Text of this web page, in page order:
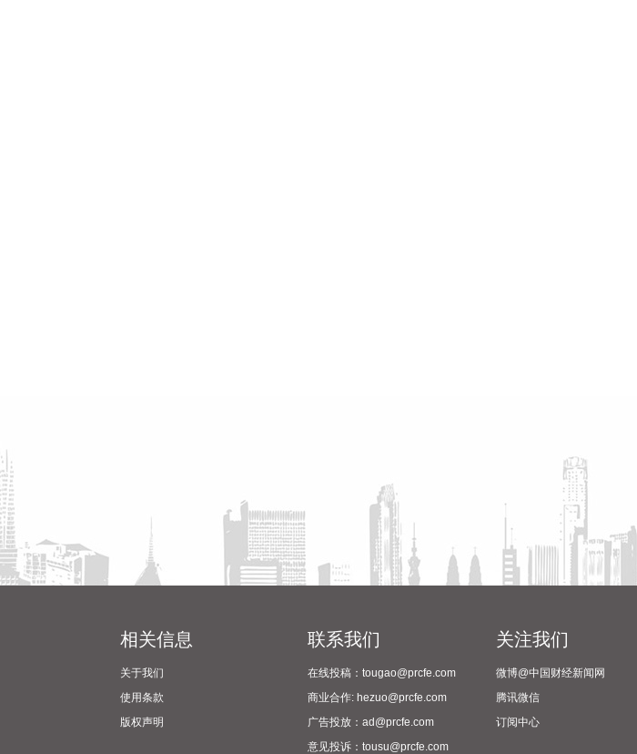
相关信息
关于我们
使用条款
版权声明
联系我们
在线投稿：tougao@prcfe.com
商业合作: hezuo@prcfe.com
广告投放：ad@prcfe.com
意见投诉：tousu@prcfe.com
关注我们
微博@中国财经新闻网
腾讯微信
订阅中心